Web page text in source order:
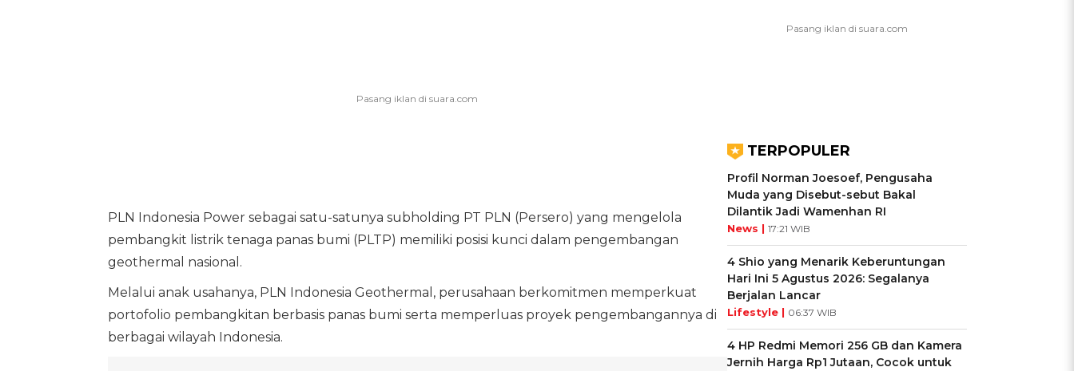
PLN Indonesia Power sebagai satu-satunya subholding PT PLN (Persero) yang mengelola
pembangkit listrik tenaga panas bumi (PLTP) memiliki posisi kunci dalam pengembangan
geothermal nasional.
Melalui anak usahanya, PLN Indonesia Geothermal, perusahaan berkomitmen memperkuat
portofolio pembangkitan berbasis panas bumi serta memperluas proyek pengembangannya di
berbagai wilayah Indonesia.
TERPOPULER
Profil Norman Joesoef, Pengusaha
Muda yang Disebut-sebut Bakal
Dilantik Jadi Wamenhan RI
News | 17:21 WIB
4 Shio yang Menarik Keberuntungan
Hari Ini 5 Agustus 2026: Segalanya
Berjalan Lancar
Lifestyle | 06:37 WIB
4 HP Redmi Memori 256 GB dan Kamera
Jernih Harga Rp1 Jutaan, Cocok untuk